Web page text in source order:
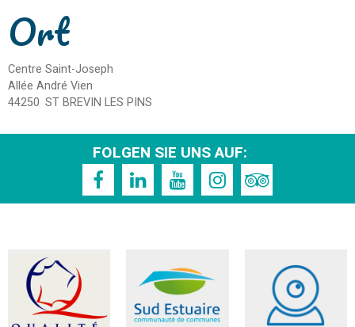
Ort
Centre Saint-Joseph
Allée André Vien
44250 ST BREVIN LES PINS
FOLGEN SIE UNS AUF: